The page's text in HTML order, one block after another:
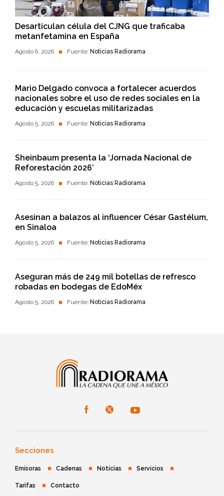
Desarticulan célula del CJNG que traficaba
metanfetamina en España
Agosto 6, 2026 Fuente: Noticias Radiorama
Mario Delgado convoca a fortalecer acuerdos
nacionales sobre el uso de redes sociales en la
educación y escuelas militarizadas
Agosto 5, 2026 Fuente: Noticias Radiorama
Sheinbaum presenta la ‘Jornada Nacional de
Reforestación 2026’
Agosto 5, 2026 Fuente: Noticias Radiorama
Asesinan a balazos al influencer César Gastélum,
en Sinaloa
Agosto 5, 2026 Fuente: Noticias Radiorama
Aseguran más de 249 mil botellas de refresco
robadas en bodegas de EdoMéx
Agosto 5, 2026 Fuente: Noticias Radiorama
Secciones
Emisoras Cadenas Noticias Servicios
Tarifas Contacto